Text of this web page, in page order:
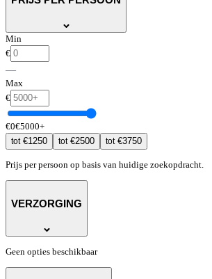
Min
€
—
Max
€
€0€5000+
tot€1250 tot€2500 tot€3750
Prijs per persoon op basis van huidige zoekopdracht.
VERZORGING
Geen opties beschikbaar